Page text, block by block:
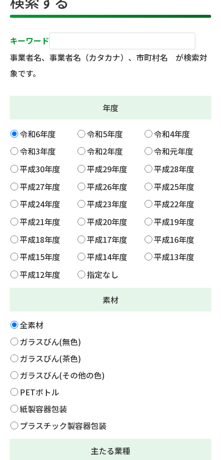
キーワード
事業者名、事業者名（カタカナ）、市町村名 が検索対
象です。
年度
令和6年度 令和5年度
令和4年度
令和3年度
令和2年度
令和元年度
平成30年度
平成29年度
平成28年度
平成27年度
平成26年度
平成25年度
平成24年度
平成23年度
平成22年度
平成21年度
平成20年度
平成19年度
平成18年度
平成17年度
平成16年度
平成15年度
平成14年度
平成13年度
平成12年度
指定なし
素材
全素材
ガラスびん(無色)
ガラスびん(茶色)
ガラスびん(その他の色)
PETボトル
紙製容器包装
プラスチック製容器包装
主たる業種